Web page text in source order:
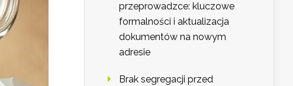
przeprowadzce: kluczowe
formalności i aktualizacja
dokumentów na nowym
adresie
Brak segregacji przed